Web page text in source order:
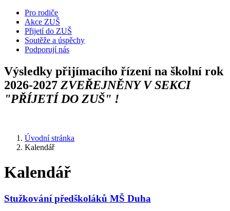
Pro rodiče
Akce ZUŠ
Přijetí do ZUŠ
Soutěže a úspěchy
Podporují nás
Výsledky přijímacího řízení na školní rok
2026-2027 ZVEŘEJNĚNY V SEKCI
"PŘÍJETÍ DO ZUŠ" !
Úvodní stránka
Kalendář
Kalendář
Stužkování předškoláků MŠ Duha